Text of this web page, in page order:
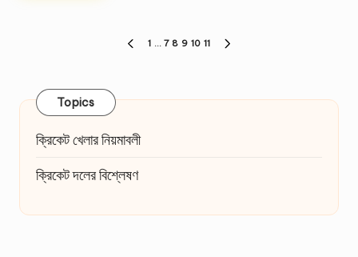
PREVIOUS
1 … 7 8 9 10 11
Topics
ক্রিকেট খেলার নিয়মাবলী
ক্রিকেট দলের বিশ্লেষণ